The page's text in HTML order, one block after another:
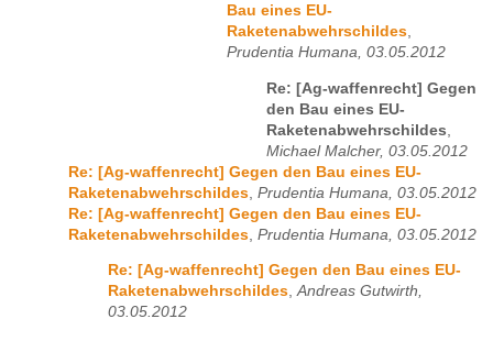
Bau eines EU-
Raketenabwehrschildes
Prudentia Humana, 03.05.2012
Re: [Ag-waffenrecht] Gegen
den Bau eines EU-
Raketenabwehrschildes
Michael Malcher, 03.05.2012
Re: [Ag-waffenrecht] Gegen den Bau eines EU-
Raketenabwehrschildes Prudentia Humana, 03.05.2012
Re: [Ag-waffenrecht] Gegen den Bau eines EU-
Raketenabwehrschildes Prudentia Humana, 03.05.2012
Re: [Ag-waffenrecht] Gegen den Bau eines EU-
Raketenabwehrschildes,Andreas Gutwirth,
03.05.2012